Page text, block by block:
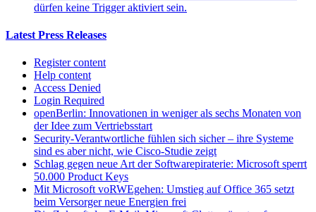
dürfen keine Trigger aktiviert sein.
Latest Press Releases
Register content
Help content
Access Denied
Login Required
openBerlin: Innovationen in weniger als sechs Monaten von
der Idee zum Vertriebsstart
Security-Verantwortliche fühlen sich sicher – ihre Systeme
sind es aber nicht, wie Cisco-Studie zeigt
Schlag gegen neue Art der Softwarepiraterie: Microsoft sperrt
50.000 Product Keys
Mit Microsoft voRWEgehen: Umstieg auf Office 365 setzt
beim Versorger neue Energien frei